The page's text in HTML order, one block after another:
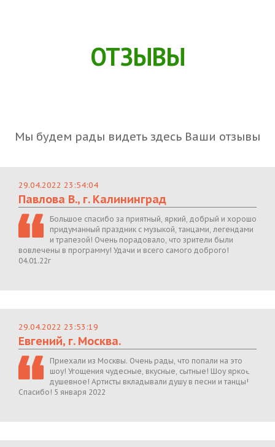
ОТЗЫВЫ
Мы будем рады видеть здесь Ваши отзывы
29.04.2022 23:54:04
Павлова В., г. Калининград
Большое спасибо за приятный, яркий, добрый и хорошо
придуманный праздник с музыкой, танцами, легендами
и трапезой! Очень порадовало, что зрители были
вовлечены в программу! Удачи и всего самого доброго!
04.01.22г
29.04.2022 23:53:19
Евгений, г. Москва.
Приехали из Москвы. Очень рады, что попали на это
шоу! Угощения чудесные, вкусные, сытные! Шоу яркое,
душевное! Артисты вкладывали душу в песни и танцы!
Спасибо! 5 января 2022